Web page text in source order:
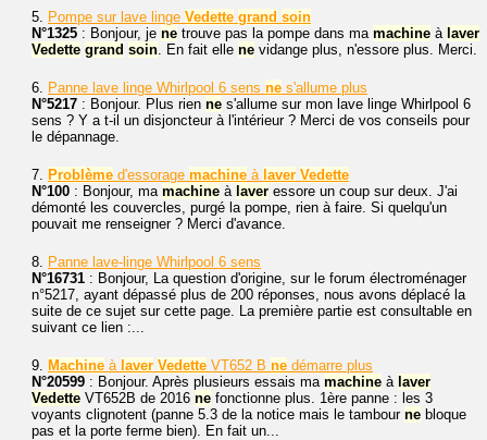
5. Pompe sur lave linge Vedette grand soin
N°1325 : Bonjour, je ne trouve pas la pompe dans ma machine à laver
Vedette grand soin. En fait elle ne vidange plus, n'essore plus. Merci.
6. Panne lave linge Whirlpool 6 sens ne s'allume plus
N°5217 : Bonjour. Plus rien ne s'allume sur mon lave linge Whirlpool 6
sens ? Y a t-il un disjoncteur à l'intérieur ? Merci de vos conseils pour
le dépannage.
7. Problème d'essorage machine à laver Vedette
N°100 : Bonjour, ma machine à laver essore un coup sur deux. J'ai
démonté les couvercles, purgé la pompe, rien à faire. Si quelqu'un
pouvait me renseigner ? Merci d'avance.
8. Panne lave-linge Whirlpool 6 sens
N°16731 : Bonjour, La question d'origine, sur le forum électroménager
n°5217, ayant dépassé plus de 200 réponses, nous avons déplacé la
suite de ce sujet sur cette page. La première partie est consultable en
suivant ce lien :...
9. Machine à laver Vedette VT652 B ne démarre plus
N°20599 : Bonjour. Après plusieurs essais ma machine à laver
Vedette VT652B de 2016 ne fonctionne plus. 1ère panne : les 3
voyants clignotent (panne 5.3 de la notice mais le tambour ne bloque
pas et la porte ferme bien). En fait un...